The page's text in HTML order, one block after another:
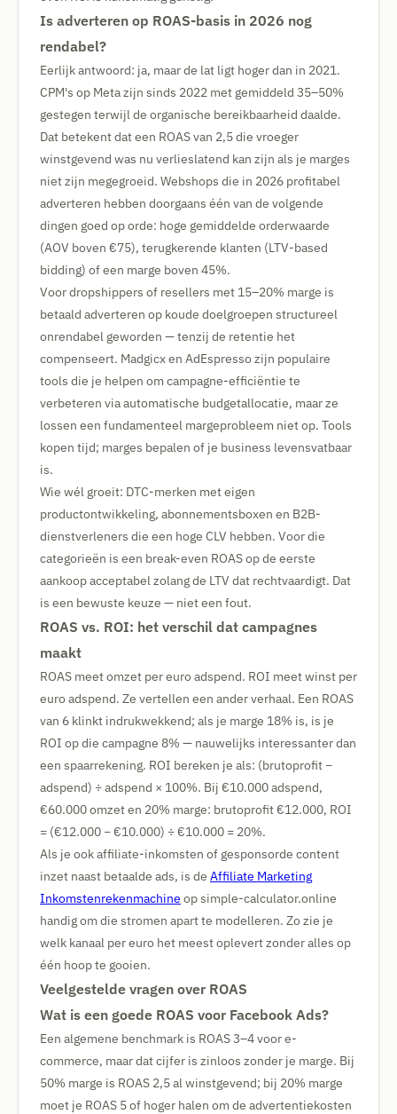
Is adverteren op ROAS-basis in 2026 nog
rendabel?
Eerlijk antwoord: ja, maar de lat ligt hoger dan in 2021.
CPM's op Meta zijn sinds 2022 met gemiddeld 35–50%
gestegen terwijl de organische bereikbaarheid daalde.
Dat betekent dat een ROAS van 2,5 die vroeger
winstgevend was nu verlieslatend kan zijn als je marges
niet zijn megegroeid. Webshops die in 2026 profitabel
adverteren hebben doorgaans één van de volgende
dingen goed op orde: hoge gemiddelde orderwaarde
(AOV boven €75), terugkerende klanten (LTV-based
bidding) of een marge boven 45%.
Voor dropshippers of resellers met 15–20% marge is
betaald adverteren op koude doelgroepen structureel
onrendabel geworden — tenzij de retentie het
compenseert. Madgicx en AdEspresso zijn populaire
tools die je helpen om campagne-efficiëntie te
verbeteren via automatische budgetallocatie, maar ze
lossen een fundamenteel margeprobleem niet op. Tools
kopen tijd; marges bepalen of je business levensvatbaar
is.
Wie wél groeit: DTC-merken met eigen
productontwikkeling, abonnementsboxen en B2B-
dienstverleners die een hoge CLV hebben. Voor die
categorieën is een break-even ROAS op de eerste
aankoop acceptabel zolang de LTV dat rechtvaardigt. Dat
is een bewuste keuze — niet een fout.
ROAS vs. ROI: het verschil dat campagnes
maakt
ROAS meet omzet per euro adspend. ROI meet winst per
euro adspend. Ze vertellen een ander verhaal. Een ROAS
van 6 klinkt indrukwekkend; als je marge 18% is, is je
ROI op die campagne 8% — nauwelijks interessanter dan
een spaarrekening. ROI bereken je als: (brutoprofit −
adspend) ÷ adspend × 100%. Bij €10.000 adspend,
€60.000 omzet en 20% marge: brutoprofit €12.000, ROI
= (€12.000 − €10.000) ÷ €10.000 = 20%.
Als je ook affiliate-inkomsten of gesponsorde content
inzet naast betaalde ads, is de Affiliate Marketing
Inkomstenrekenmachine op simple-calculator.online
handig om die stromen apart te modelleren. Zo zie je
welk kanaal per euro het meest oplevert zonder alles op
één hoop te gooien.
Veelgestelde vragen over ROAS
Wat is een goede ROAS voor Facebook Ads?
Een algemene benchmark is ROAS 3–4 voor e-
commerce, maar dat cijfer is zinloos zonder je marge. Bij
50% marge is ROAS 2,5 al winstgevend; bij 20% marge
moet je ROAS 5 of hoger halen om de advertentiekosten